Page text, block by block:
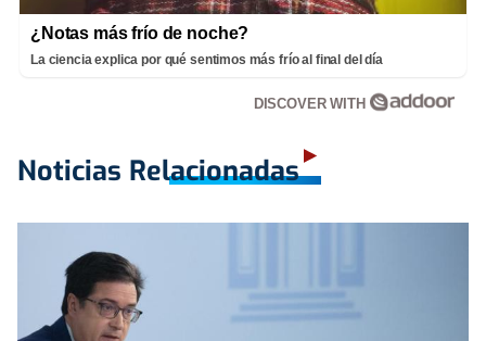
¿Notas más frío de noche?
La ciencia explica por qué sentimos más frío al final del día
DISCOVER WITH
Noticias Relacionadas